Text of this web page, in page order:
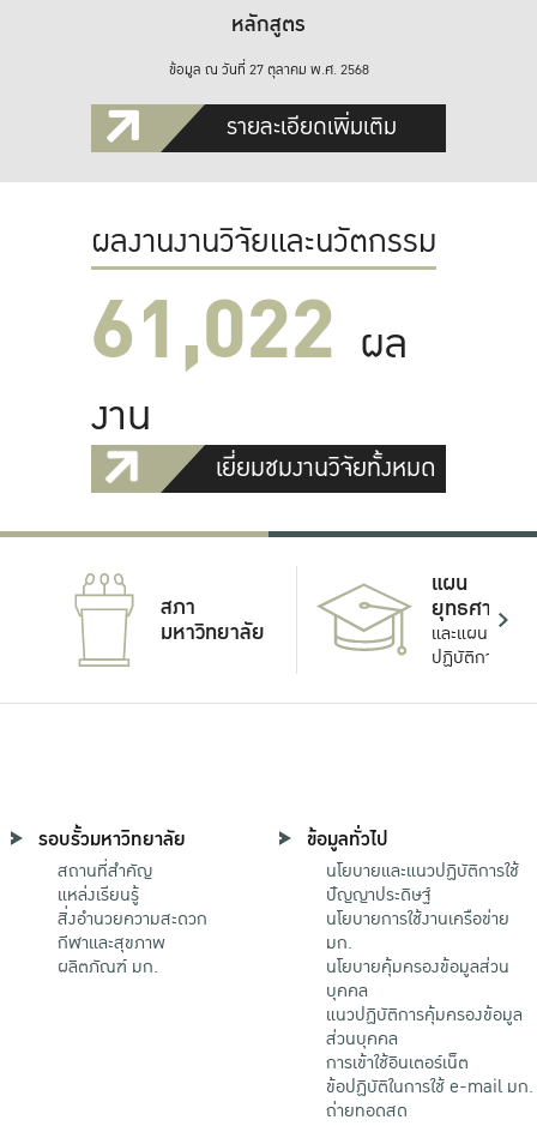
หลักสูตร
ข้อมูล ณ วันที่ 27 ตุลาคม พ.ศ. 2568
รายละเอียดเพิ่มเติม
ผลงานงานวิจัยและนวัตกรรม
61,022 ผล
งาน
เยี่ยมชมงานวิจัยทั้งหมด
สภา
มหาวิทยาลัย
แผน
ยุทธศาสตร์
และแผน
ปฏิบัติการ
รอบรั้วมหาวิทยาลัย
สถานที่สำคัญ
แหล่งเรียนรู้
สิ่งอำนวยความสะดวก
กีฬาและสุขภาพ
ผลิตภัณฑ์ มก.
ข้อมูลทั่วไป
นโยบายและแนวปฏิบัติการใช้
ปัญญาประดิษฐ์
นโยบายการใช้งานเครือข่าย
มก.
นโยบายคุ้มครองข้อมูลส่วน
บุคคล
แนวปฏิบัติการคุ้มครองข้อมูล
ส่วนบุคคล
การเข้าใช้อินเตอร์เน็ต
ข้อปฏิบัติในการใช้ e-mail มก.
ถ่ายทอดสด